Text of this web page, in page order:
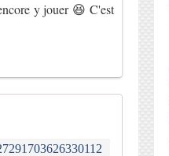
y jouer 😆 C'est